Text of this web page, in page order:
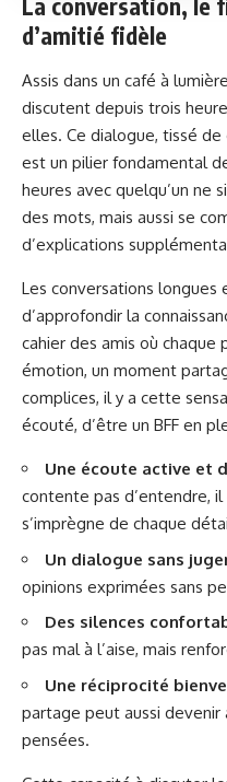
La conversation, le
d’amitié fidèle
Assis dans un café à
discutent depuis trois
elles. Ce dialogue, tissé
est un pilier fondamental
heures avec quelqu’un ne
des mots, mais aussi se
d’explications
Les conversations
d’approfondir la
cahier des amis où chaque
émotion, un moment
complices, il y a cette
écouté, d’être un BFF en
Une écoute active et
contente pas d’entendre,
s’imprègne de chaque
Un dialogue sans
opinions exprimées sans
Des silences
pas mal à l’aise, mais
Une réciprocité
partage peut aussi devenir
pensées.